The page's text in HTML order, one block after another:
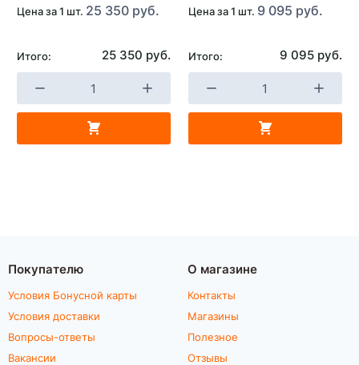
Цена за 1 шт. 25 350 руб.
Итого: 25 350 руб.
Цена за 1 шт. 9 095 руб.
Итого: 9 095 руб.
Покупателю
Условия Бонусной карты
Условия доставки
Вопросы-ответы
Вакансии
О магазине
Контакты
Магазины
Полезное
Отзывы